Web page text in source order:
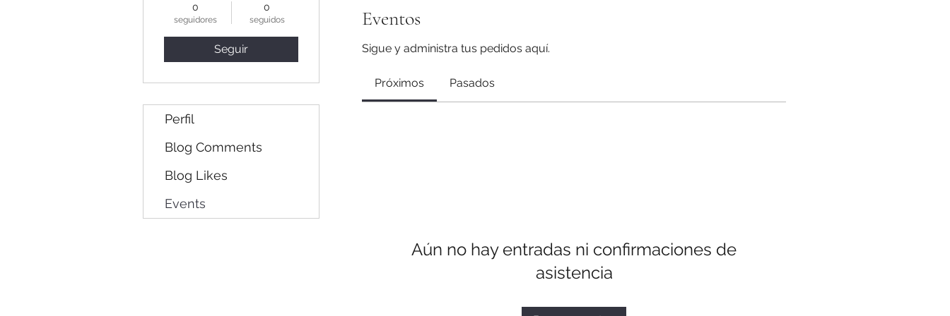
Eventos
Sigue y administra tus pedidos aquí.
Próximos Pasados
Aún no hay entradas ni confirmaciones de
asistencia
0
seguidores
0
seguidos
Seguir
Perfil
Blog Comments
Blog Likes
Events